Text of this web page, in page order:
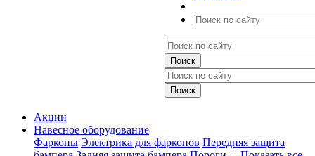
Акции
Навесное оборудование
Фаркопы Электрика для фаркопов Передняя защита